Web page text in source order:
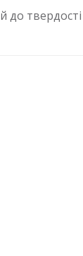
до твердості